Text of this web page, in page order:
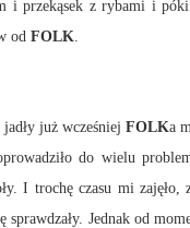
i przekąsek z rybami i
od FOLK.
jadły już wcześniejFOLKa
do wielu
I trochę czasu mi
sprawdzały. Jednak od